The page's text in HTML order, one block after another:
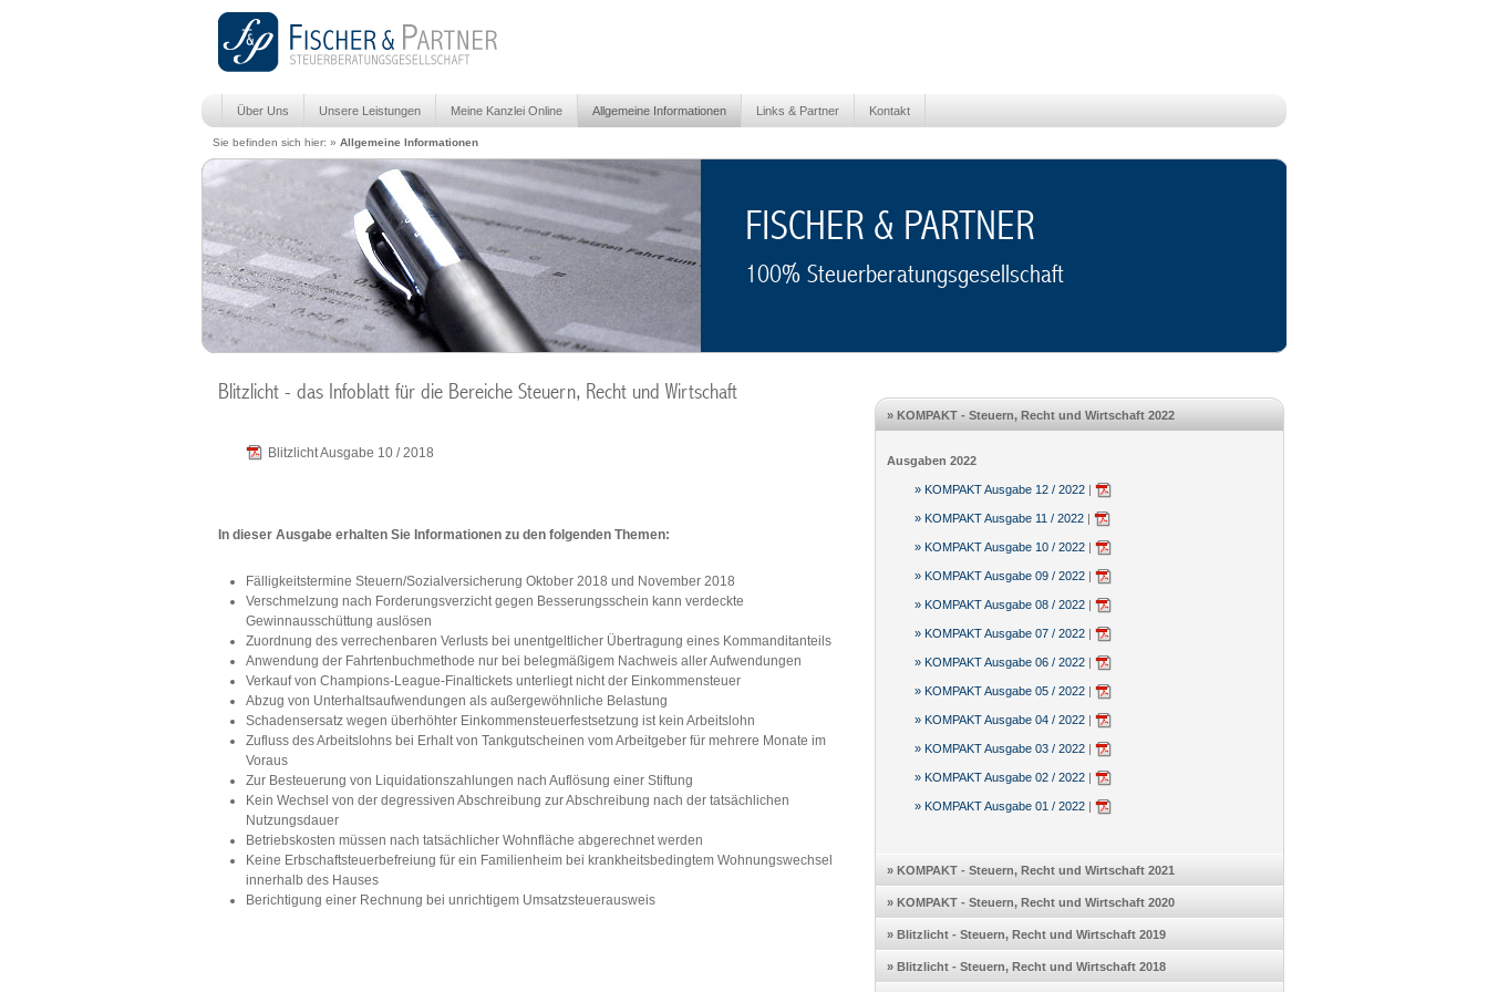
Über Uns Unsere Leistungen Meine Kanzlei Online Allgemeine Informationen Links & Partner Kontakt
Sie befinden sich hier: » Allgemeine Informationen
FISCHER & PARTNER
100% Steuerberatungsgesellschaft
Blitzlicht - das Infoblatt für die Bereiche Steuern, Recht und Wirtschaft
Blitzlicht Ausgabe 10 / 2018
In dieser Ausgabe erhalten Sie Informationen zu den folgenden Themen:
Fälligkeitstermine Steuern/Sozialversicherung Oktober 2018 und November 2018
Verschmelzung nach Forderungsverzicht gegen Besserungsschein kann verdeckte
Gewinnausschüttung auslösen
Zuordnung des verrechenbaren Verlusts bei unentgeltlicher Übertragung eines Kommanditanteils
Anwendung der Fahrtenbuchmethode nur bei belegmäßigem Nachweis aller Aufwendungen
Verkauf von Champions-League-Finaltickets unterliegt nicht der Einkommensteuer
Abzug von Unterhaltsaufwendungen als außergewöhnliche Belastung
Schadensersatz wegen überhöhter Einkommensteuerfestsetzung ist kein Arbeitslohn
Zufluss des Arbeitslohns bei Erhalt von Tankgutscheinen vom Arbeitgeber für mehrere Monate im
Voraus
Zur Besteuerung von Liquidationszahlungen nach Auflösung einer Stiftung
Kein Wechsel von der degressiven Abschreibung zur Abschreibung nach der tatsächlichen
Nutzungsdauer
Betriebskosten müssen nach tatsächlicher Wohnfläche abgerechnet werden
Keine Erbschaftsteuerbefreiung für ein Familienheim bei krankheitsbedingtem Wohnungswechsel
innerhalb des Hauses
Berichtigung einer Rechnung bei unrichtigem Umsatzsteuerausweis
» KOMPAKT - Steuern, Recht und Wirtschaft 2022
Ausgaben 2022
» KOMPAKT Ausgabe 12 / 2022|
» KOMPAKT Ausgabe 11 / 2022|
» KOMPAKT Ausgabe 10 / 2022|
» KOMPAKT Ausgabe 09 / 2022|
» KOMPAKT Ausgabe 08 / 2022|
» KOMPAKT Ausgabe 07 / 2022|
» KOMPAKT Ausgabe 06 / 2022|
» KOMPAKT Ausgabe 05 / 2022|
» KOMPAKT Ausgabe 04 / 2022|
» KOMPAKT Ausgabe 03 / 2022|
» KOMPAKT Ausgabe 02 / 2022|
» KOMPAKT Ausgabe 01 / 2022|
» KOMPAKT - Steuern, Recht und Wirtschaft 2021
» KOMPAKT - Steuern, Recht und Wirtschaft 2020
» Blitzlicht - Steuern, Recht und Wirtschaft 2019
» Blitzlicht - Steuern, Recht und Wirtschaft 2018